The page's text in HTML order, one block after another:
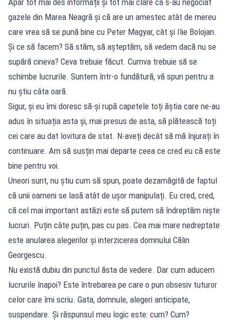
gazele din Marea Neagră și că are un amestec atât de mereu
care vrea să se pună bine cu Peter Magyar, cât și Ilie Bolojan.
Și ce să facem? Să stăm, să așteptăm, să vedem dacă nu se
supără cineva? Ceva trebuie făcut. Cumva trebuie să se
schimbe lucrurile. Suntem într-o fundătură, vă spun pentru a
nu știu câta oară.
Sigur, și eu îmi doresc să-și rupă capetele toți ăștia care ne-au
adus în situația asta și, mai presus de asta, să plătească toți
cei care au dat lovitura de stat. N-aveți decât să mă înjurați în
continuare. Am să susțin mai departe ceea ce cred eu că este
bine pentru voi.
Uneori sunt, nu știu cum să spun, poate dezamăgită de faptul
că unii oameni se lasă atât de ușor manipulați. Eu cred, cred,
că cel mai important astăzi este să putem să îndreptăm niște
lucruri. Puțin câte puțin, pas cu pas. Cea mai mare nedreptate
este anularea alegerilor și interzicerea domnului Călin
Georgescu.
Nu există dubiu din punctul ăsta de vedere. Dar cum aducem
lucrurile înapoi? Este întrebarea pe care o pun obsesiv tuturor
celor care îmi scriu. Gata, domnule, alegeri anticipate,
suspendare. Și răspunsul meu logic este: cum? Cum?